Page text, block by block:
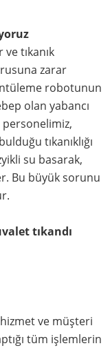
tıkanık
zarar
robotunun
olan yabancı
tıkanıklığı
su basarak,
Bu büyük sorunu
tıkandı
hizmet ve müşteri
tüm işlemlerin